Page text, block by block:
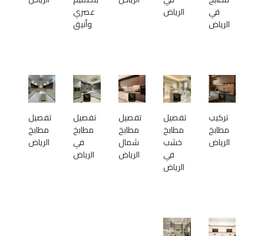
في
الرياض
الرياض
عصري
وأنيق
تركيب
مطابخ
الرياض
تفصيل
مطابخ
خشب
في
الرياض
تفصيل
مطابخ
شمال
الرياض
تفصيل
مطابخ
في
الرياض
تفصيل
مطابخ
الرياض